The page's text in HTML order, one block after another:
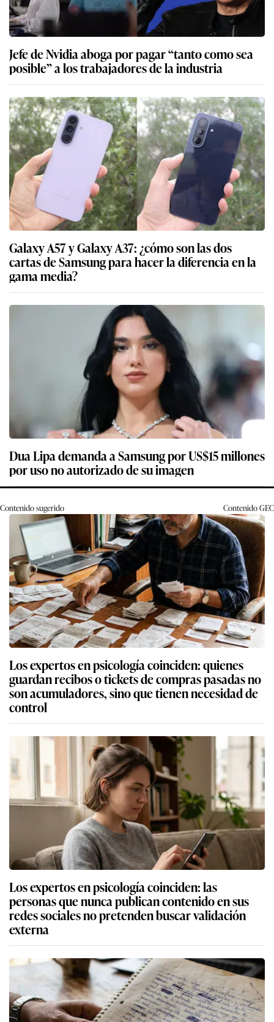
Jefe de Nvidia aboga por pagar “tanto como sea
posible” a los trabajadores de la industria
Galaxy A57 y Galaxy A37: ¿cómo son las dos
cartas de Samsung para hacer la diferencia en la
gama media?
Dua Lipa demanda a Samsung por US$15 millones
por uso no autorizado de su imagen
Contenido sugerido ContenidoGEC
Los expertos en psicología coinciden: quienes
guardan recibos o tickets de compras pasadas no
son acumuladores, sino que tienen necesidad de
control
Los expertos en psicología coinciden: las
personas que nunca publican contenido en sus
redes sociales no pretenden buscar validación
externa